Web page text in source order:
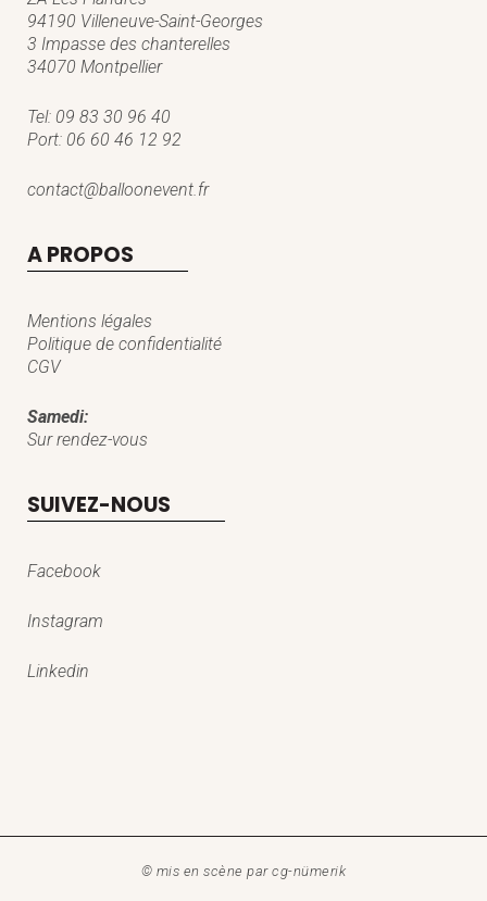
94190 Villeneuve-Saint-Georges
3 Impasse des chanterelles
34070 Montpellier
Tel: 09 83 30 96 40
Port: 06 60 46 12 92
contact@balloonevent.fr
A PROPOS
Mentions légales
Politique de confidentialité
CGV
Samedi:
Sur rendez-vous
SUIVEZ-NOUS
Facebook
Instagram
Linkedin
© mis en scène parcg-nümerik